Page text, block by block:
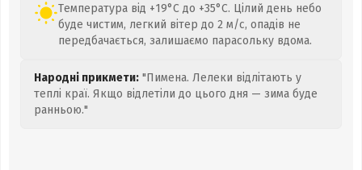
Температура від +19°C до +35°C. Цілий день небо
буде чистим, легкий вітер до 2 м/с, опадів не
передбачається, залишаємо парасольку вдома.
Народні прикмети: "Пимена. Лелеки відлітають у
теплі краї. Якщо відлетіли до цього дня — зима буде
ранньою."